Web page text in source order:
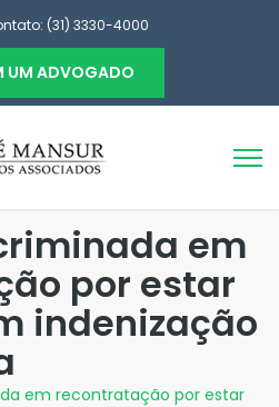
(31) 3330-4000
UM ADVOGADO
em
por estar
indenização
em recontratação por estar